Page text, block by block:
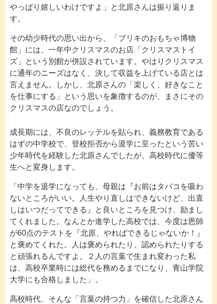
やっぱり嬉しいわけですよ」と北原さんは振り返りま
す。
その幼少時代の思い出から、「ブリキのおもちゃ博物
館」には、一年中クリスマスのお店「クリスマストイ
ズ」という別館が併設されています。やはりクリスマス
に通年のニーズはなく、決して収益を上げている店とは
言えません。しかし、北原さんの「楽しく、好きなこと
を仕事にする」という思いを象徴するのが、まさにその
クリスマスの店なのでしょう。
成長期には、不良のレッテルを貼られ、義務教育である
はずの中学校で、登校拒否から退学に至ったという苦い
少年時代を経験した北原さんでしたが、高校時代に優等
生へと変身します。
「中学を退学になっても、母親は『お前はタバコを吸わ
ないところがいい。人生やり直しはできないけど、出直
しはいつだってできる』と良いところを見つけ、励まし
てくれました。なんとか進学した高校では、今度は恩師
が60点のテストを『北原、やればできるじゃないか！』
と褒めてくれた。人は褒められたり、認められたりする
と頑張れるんですよ。２人の言葉で生まれ変わった私
は、高校卒業時には総代を務めるまでになり、青山学院
大学にも合格しました」。
高校時代、そんな「言葉の持つ力」を確信した北原さん